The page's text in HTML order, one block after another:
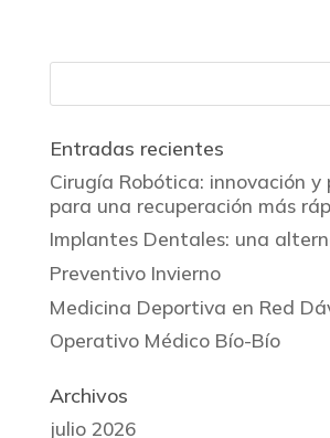
Entradas recientes
Cirugía Robótica: innovación y
para una recuperación más
Implantes Dentales: una
Preventivo Invierno
Medicina Deportiva en Red
Operativo Médico Bío-Bío
Archivos
julio 2026